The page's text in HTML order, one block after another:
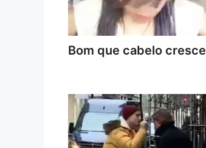
Bom que cabelo cresce